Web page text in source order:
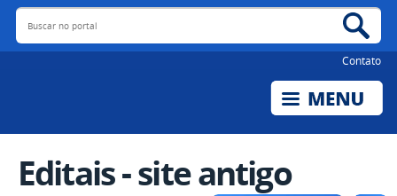
Buscar no portal
Contato
Editais - site antigo